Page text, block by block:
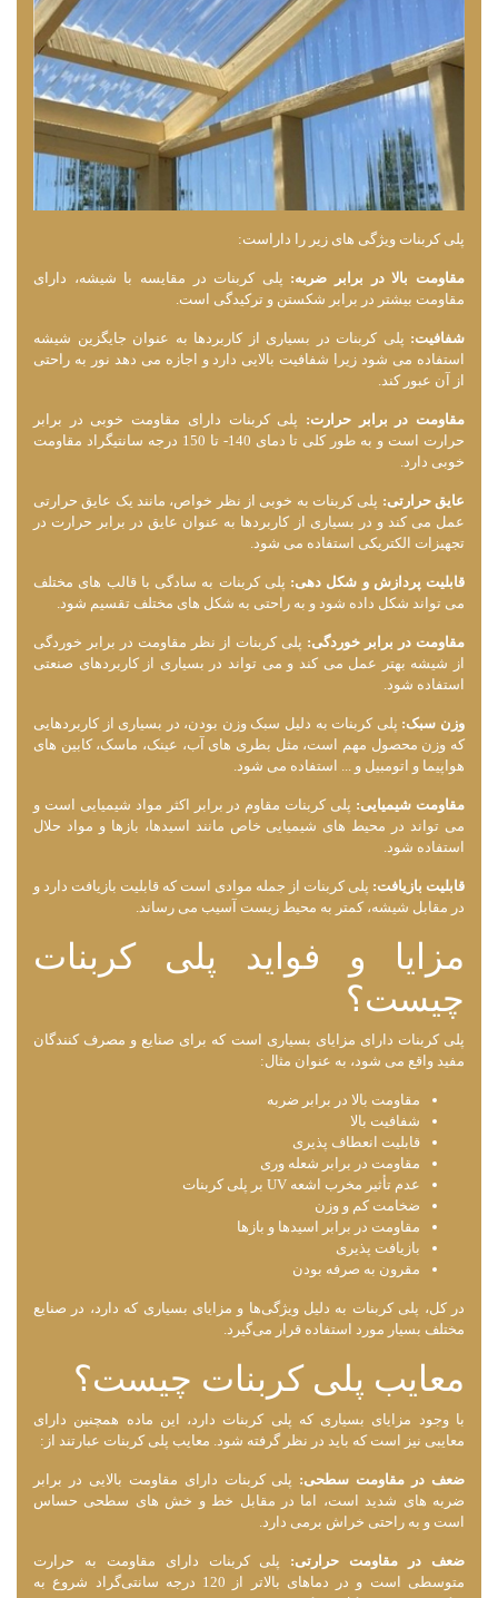
پلی کربنات ویژگی ‌های زیر را داراست:
مقاومت بالا در برابر ضربه: پلی کربنات در مقایسه با شیشه، دارای
مقاومت بیشتر در برابر شکستن و ترکیدگی است.
شفافیت: پلی کربنات در بسیاری از کاربردها به عنوان جایگزین شیشه
استفاده می‌ شود زیرا شفافیت بالایی دارد و اجازه می ‌دهد نور به راحتی
از آن عبور کند.
مقاومت در برابر حرارت: پلی کربنات دارای مقاومت خوبی در برابر
حرارت است و به طور کلی تا دمای 140- تا 150 درجه سانتیگراد مقاومت
خوبی دارد.
عایق حرارتی: پلی کربنات به خوبی از نظر خواص، مانند یک عایق حرارتی
عمل می‌ کند و در بسیاری از کاربردها به عنوان عایق در برابر حرارت در
تجهیزات الکتریکی استفاده می ‌شود.
قابلیت پردازش و شکل ‌دهی: پلی کربنات به سادگی با قالب‌ های مختلف
می ‌تواند شکل داده شود و به راحتی به شکل ‌های مختلف تقسیم شود.
مقاومت در برابر خوردگی: پلی کربنات از نظر مقاومت در برابر خوردگی
از شیشه بهتر عمل می‌ کند و می ‌تواند در بسیاری از کاربردهای صنعتی
استفاده شود.
وزن سبک: پلی کربنات به دلیل سبک وزن بودن، در بسیاری از کاربردهایی
که وزن محصول مهم است، مثل بطری‌ های آب، عینک، ماسک، کابین‌ های
هواپیما و اتومبیل و ... استفاده می ‌شود.
مقاومت شیمیایی: پلی کربنات مقاوم در برابر اکثر مواد شیمیایی است و
می ‌تواند در محیط ‌های شیمیایی خاص مانند اسیدها، بازها و مواد حلال
استفاده شود.
قابلیت بازیافت: پلی کربنات از جمله موادی است که قابلیت بازیافت دارد و
در مقابل شیشه، کمتر به محیط زیست آسیب می ‌رساند.
مزایا و فواید پلی کربنات
چیست؟
پلی کربنات دارای مزایای بسیاری است که برای صنایع و مصرف کنندگان
مفید واقع می ‌شود، به عنوان مثال:
مقاومت بالا در برابر ضربه
شفافیت بالا
قابلیت انعطاف پذیری
مقاومت در برابر شعله ‌وری
عدم تأثیر مخرب اشعه UV بر پلی کربنات
ضخامت کم و وزن
مقاومت در برابر اسیدها و بازها
بازیافت پذیری
مقرون به صرفه بودن
در کل، پلی کربنات به دلیل ویژگی‌ها و مزایای بسیاری که دارد، در صنایع
مختلف بسیار مورد استفاده قرار می‌گیرد.
معایب پلی کربنات چیست؟
با وجود مزایای بسیاری که پلی کربنات دارد، این ماده همچنین دارای
معایبی نیز است که باید در نظر گرفته شود. معایب پلی کربنات عبارتند از:
ضعف در مقاومت سطحی: پلی کربنات دارای مقاومت بالایی در برابر
ضربه ‌های شدید است، اما در مقابل خط و خش ‌های سطحی حساس
است و به راحتی خراش برمی دارد.
ضعف در مقاومت حرارتی: پلی کربنات دارای مقاومت به حرارت
متوسطی است و در دماهای بالاتر از 120 درجه سانتی‌گراد شروع به